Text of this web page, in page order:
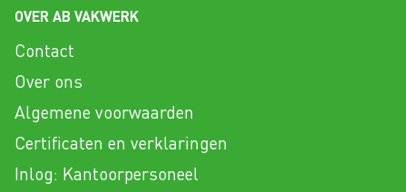
OVER AB VAKWERK
Contact
Over ons
Algemene voorwaarden
Certificaten en verklaringen
Inlog: Kantoorpersoneel